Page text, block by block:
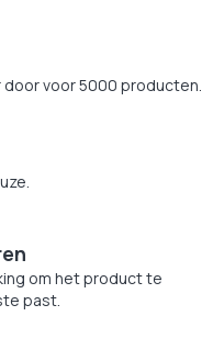
voor 5000 producten.
om het product te
past.